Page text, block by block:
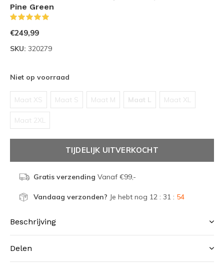
Pine Green
€249,99
SKU: 320279
Niet op voorraad
Maat XS Maat S Maat M Maat L Maat XL
Maat 2XL
TIJDELIJK UITVERKOCHT
Gratis verzending Vanaf €99,-
Vandaag verzonden? Je hebt nog 12 : 31 : 53
Beschrijving
Delen